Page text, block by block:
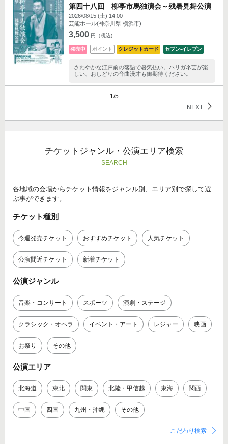
第四十八回 柳亭市馬独演会～残暑見舞公演
2026/08/15 (土) 14:00
芸能ホール(神奈川県 横浜市)
3,500 円（税込)
発売中 ポイント クレジットカード セブン‐イレブン
さわやかな江戸前の落語で暑気払い。ハリガネ芸が楽
しい、おしどりの音曲漫才も御期待ください。
1/5
NEXT
チケットジャンル・公演エリア検索
SEARCH
各地域の会場からチケット情報をジャンル別、エリア別で探して選
ぶ事ができます。
チケット種別
今週発売チケット おすすめチケット 人気チケット
公演間近チケット 新着チケット
公演ジャンル
音楽・コンサート スポーツ 演劇・ステージ
クラシック・オペラ イベント・アート レジャー 映画
お祭り その他
公演エリア
北海道 東北 関東 北陸・甲信越 東海 関西
中国 四国 九州・沖縄 その他
こだわり検索